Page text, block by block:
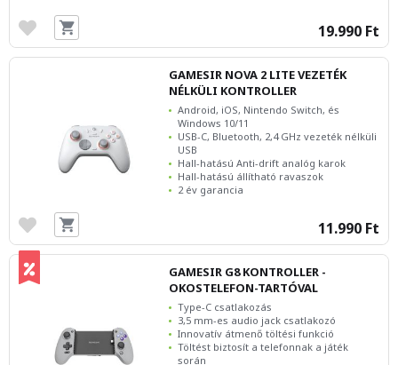
19.990 Ft
GAMESIR NOVA 2 LITE VEZETÉK
NÉLKÜLI KONTROLLER
Android, iOS, Nintendo Switch, és
Windows 10/11
USB-C, Bluetooth, 2,4 GHz vezeték nélküli
USB
Hall-hatású Anti-drift analóg karok
Hall-hatású állítható ravaszok
2 év garancia
11.990 Ft
GAMESIR G8 KONTROLLER -
OKOSTELEFON-TARTÓVAL
Type-C csatlakozás
3,5 mm-es audio jack csatlakozó
Innovatív átmenő töltési funkció
Töltést biztosít a telefonnak a játék
során